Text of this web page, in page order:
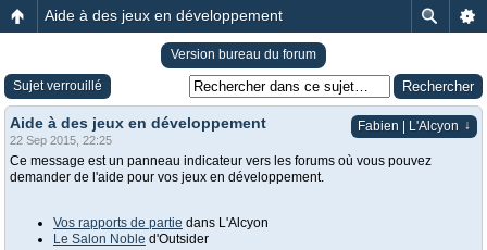
Aide à des jeux en développement
Version bureau du forum
Sujet verrouillé
Fabien | L'Alcyon ↓
Aide à des jeux en développement
22 Sep 2015, 22:25
Ce message est un panneau indicateur vers les forums où vous pouvez
demander de l'aide pour vos jeux en développement.
Vos rapports de partie dans L'Alcyon
Le Salon Noble d'Outsider